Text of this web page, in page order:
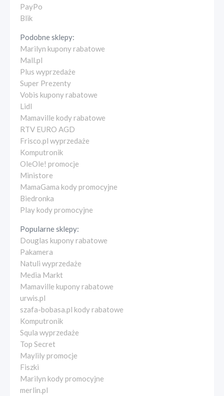
PayPo
Blik
Podobne sklepy:
Marilyn kupony rabatowe
Mall.pl
Plus wyprzedaże
Super Prezenty
Vobis kupony rabatowe
Lidl
Mamaville kody rabatowe
RTV EURO AGD
Frisco.pl wyprzedaże
Komputronik
OleOle! promocje
Ministore
MamaGama kody promocyjne
Biedronka
Play kody promocyjne
Popularne sklepy:
Douglas kupony rabatowe
Pakamera
Natuli wyprzedaże
Media Markt
Mamaville kupony rabatowe
urwis.pl
szafa-bobasa.pl kody rabatowe
Komputronik
Squla wyprzedaże
Top Secret
Maylily promocje
Fiszki
Marilyn kody promocyjne
merlin.pl